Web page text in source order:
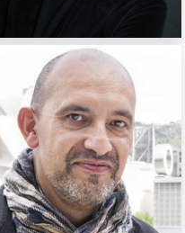
Auteur, scénariste
(Italie)
Andrea Purgatori